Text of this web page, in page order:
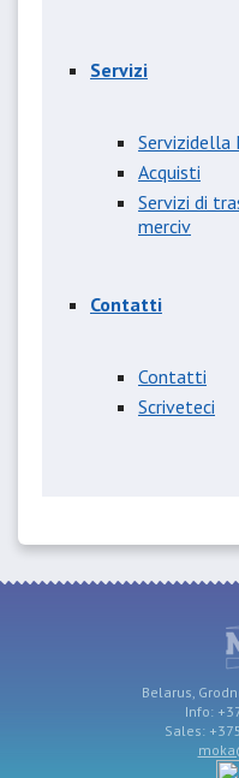
Servizi
Acquisti
Servizi di trasporto internazionale di
merciv
Contatti
Contatti
Scriveteci
Belarus,
Info:
Sales: